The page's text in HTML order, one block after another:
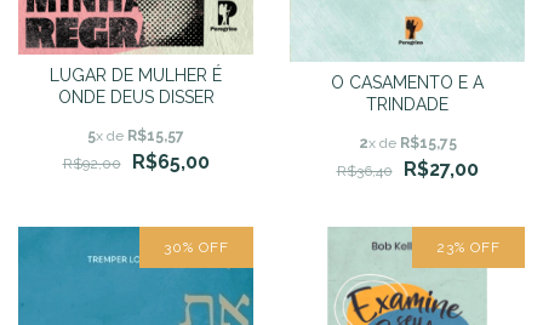
LUGAR DE MULHER É
ONDE DEUS DISSER
5x de R$15,57
R$92,00
R$65,00
O CASAMENTO E A
TRINDADE
2x de R$15,75
R$36,40
R$27,00
30% OFF 23% OFF